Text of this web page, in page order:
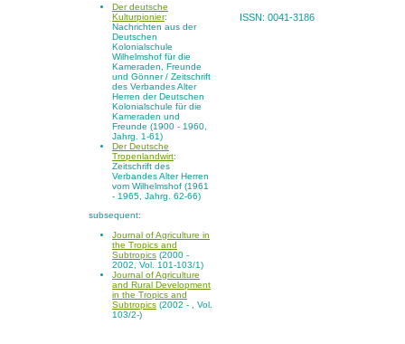
Der deutsche
Kulturpionier:
Nachrichten aus der
Deutschen
Kolonialschule
Wilhelmshof für die
Kameraden, Freunde
und Gönner / Zeitschrift
des Verbandes Alter
Herren der Deutschen
Kolonialschule für die
Kameraden und
Freunde (1900 - 1960,
Jahrg. 1-61)
Der Deutsche
Tropenlandwirt:
Zeitschrift des
Verbandes Alter Herren
vom Wilhelmshof (1961
- 1965, Jahrg. 62-66)
subsequent:
Journal of Agriculture in
the Tropics and
Subtropics (2000 -
2002, Vol. 101-103/1)
Journal of Agriculture
and Rural Development
in the Tropics and
Subtropics (2002 - , Vol.
103/2-)
ISSN: 0041-3186